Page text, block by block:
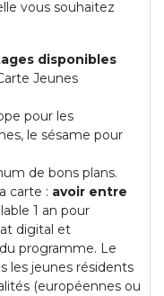
vous souhaitez
disponibles
Jeunes
pour les
le sésame pour
de bons plans.
carte : avoir entre
1 an pour
digital et
programme. Le
les jeunes résidents
(européennes ou